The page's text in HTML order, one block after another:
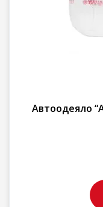
Автоодеяло